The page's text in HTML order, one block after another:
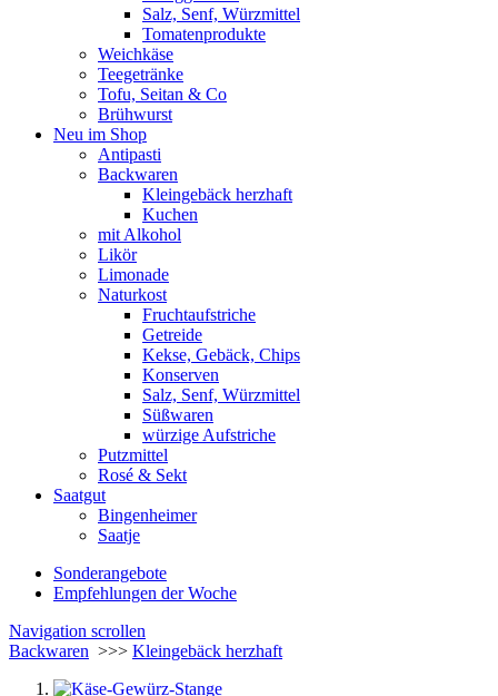
Salz, Senf, Würzmittel
Tomatenprodukte
Weichkäse
Teegetränke
Tofu, Seitan & Co
Brühwurst
Neu im Shop
Antipasti
Backwaren
Kleingebäck herzhaft
Kuchen
mit Alkohol
Likör
Limonade
Naturkost
Fruchtaufstriche
Getreide
Kekse, Gebäck, Chips
Konserven
Salz, Senf, Würzmittel
Süßwaren
würzige Aufstriche
Putzmittel
Rosé & Sekt
Saatgut
Bingenheimer
Saatje
Sonderangebote
Empfehlungen der Woche
Navigation scrollen
Backwaren >>> Kleingebäck herzhaft